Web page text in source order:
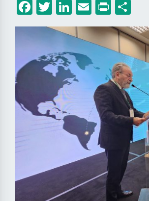
Facebook
Twitter
LinkedIn
Email
Print